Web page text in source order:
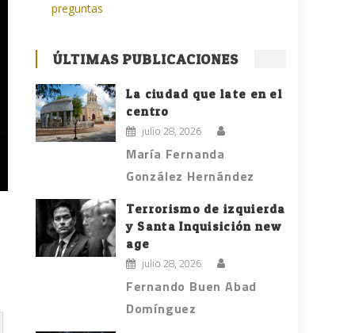
preguntas
ÚLTIMAS PUBLICACIONES
La ciudad que late en el
centro
julio 28, 2026
María Fernanda
González Hernández
Terrorismo de izquierda
y Santa Inquisición new
age
julio 28, 2026
Fernando Buen Abad
Domínguez